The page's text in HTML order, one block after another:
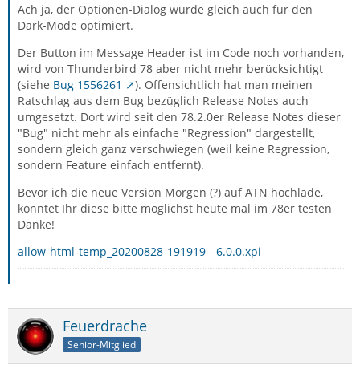
Ach ja, der Optionen-Dialog wurde gleich auch für den
Dark-Mode optimiert.
Der Button im Message Header ist im Code noch vorhanden,
wird von Thunderbird 78 aber nicht mehr berücksichtigt
(siehe Bug 1556261
). Offensichtlich hat man meinen
Ratschlag aus dem Bug bezüglich Release Notes auch
umgesetzt. Dort wird seit den 78.2.0er Release Notes dieser
"Bug" nicht mehr als einfache "Regression" dargestellt,
sondern gleich ganz verschwiegen (weil keine Regression,
sondern Feature einfach entfernt).
Bevor ich die neue Version Morgen (?) auf ATN hochlade,
könntet Ihr diese bitte möglichst heute mal im 78er testen
Danke!
allow-html-temp_20200828-191919 - 6.0.0.xpi
Feuerdrache
Senior-Mitglied